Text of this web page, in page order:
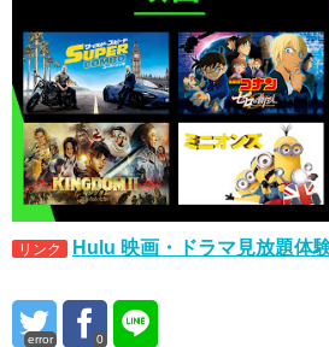
リンク Hulu 映画・ドラマ見放題体
error 0